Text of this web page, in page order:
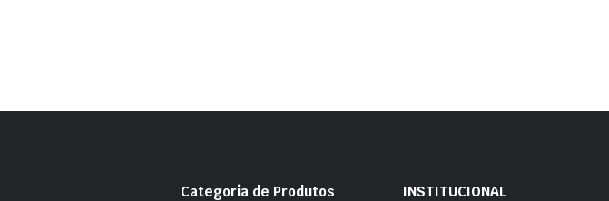
Categoria de Produtos INSTITUCIONAL